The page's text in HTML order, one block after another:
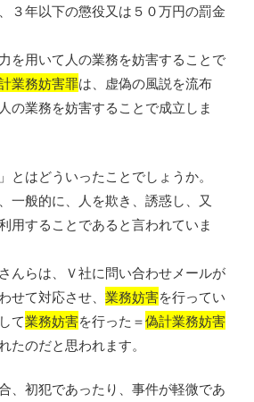
３年以下の懲役又は５０万円の罰金
を用いて人の業務を妨害することで
業務妨害罪は、虚偽の風説を流布
の業務を妨害することで成立しま
とはどういったことでしょうか。
一般的に、人を欺き、誘惑し、又
用することであると言われていま
んらは、Ｖ社に問い合わせメールが
せて対応させ、業務妨害を行ってい
て業務妨害を行った＝偽計業務妨害
たのだと思われます。
、初犯であったり、事件が軽微であ